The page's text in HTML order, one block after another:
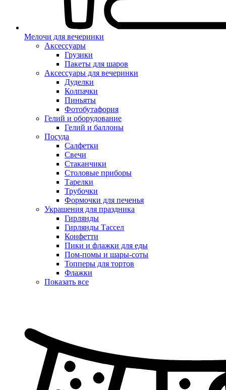
Мелочи для вечеринки
Аксессуары
Грузики
Пакеты для шаров
Аксессуары для вечеринки
Дуделки
Колпачки
Пиньяты
Фотобутафория
Гелий и оборудование
Гелий и баллоны
Посуда
Салфетки
Свечи
Стаканчики
Столовые приборы
Тарелки
Трубочки
Формочки для печенья
Украшения для праздника
Гирлянды
Гирлянды Тассел
Конфетти
Пики и флажки для еды
Пом-помы и шары-соты
Топперы для тортов
Флажки
Показать все